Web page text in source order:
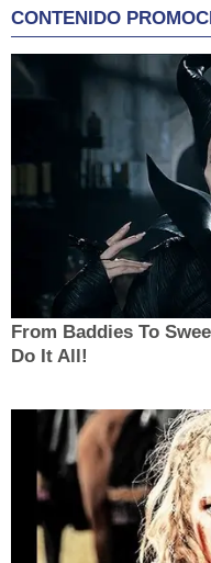
CONTENIDO
From Baddies To
Do It All!